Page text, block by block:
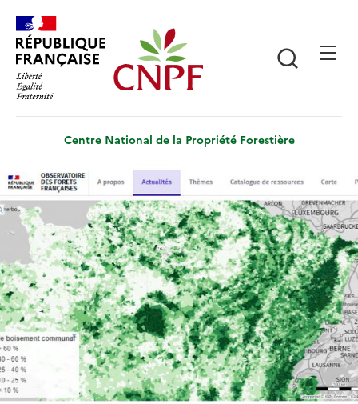
contenu
principal
Centre National de la Propriété Forestière